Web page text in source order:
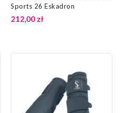
Sports 26 Eskadron
212,00 zł